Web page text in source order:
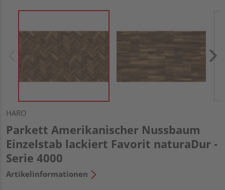
HARO
Parkett Amerikanischer Nussbaum
Einzelstab lackiert Favorit naturaDur -
Serie 4000
Artikelinformationen